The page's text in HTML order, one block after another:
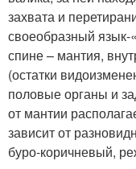
захвата и
своеобразный язык-
спине – мантия,
(остатки
половые органы и
от мантии
зависит от
буро-коричневый,